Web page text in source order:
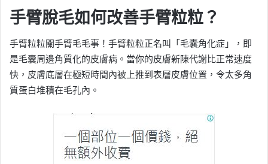
手臂脫毛如何改善手臂粒粒？
手臂粒粒關手臂毛毛事！手臂粒粒正名叫「毛囊角化症」，即
是毛囊周邊角質化的皮膚病。當你的皮膚新陳代謝比正常速度
快，皮膚底層在極短時間內被上推到表層皮膚位置，令太多角
質蛋白堆積在毛孔內。